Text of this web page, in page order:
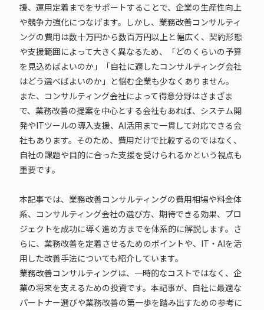
援、運用定着までをサポートすることで、企業の生産性向上
や競争力強化につなげます。しかし、業務改善コンサルティ
ングの費用は数十万円から数百万円以上と幅広く、契約形態
や支援範囲によって大きく異なるため、「どのくらいの予算
を見込めばよいのか」「自社に適したコンサルティング会社
はどう選べばよいのか」と悩む企業も少なくありません。
また、コンサルティング会社によって得意分野はさまざま
で、業務改善の提案を中心とする会社もあれば、システム開
発やITツールの導入支援、AI活用まで一貫して対応できる会
社もあります。そのため、費用だけで比較するのではなく、
自社の課題や目的に合った支援を受けられるかという視点も
重要です。
本記事では、業務改善コンサルティングの費用相場や料金体
系、コンサルティング会社の選び方、期待できる効果、プロ
ジェクトを成功に導く進め方までを体系的に解説します。さ
らに、業務改善を定着させるためのポイントや、IT・AIを活
用した改善手法についても紹介しています。
業務改善コンサルティングは、一時的なコストではなく、企
業の将来を支えるための投資です。本記事が、自社に最適な
パートナー選びや業務改善の第一歩を踏み出すための参考に